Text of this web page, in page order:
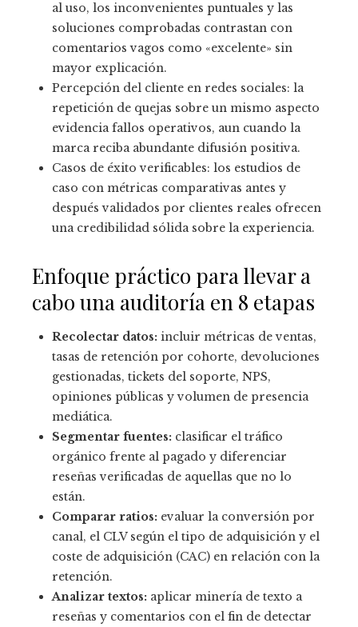
al uso, los inconvenientes puntuales y las
soluciones comprobadas contrastan con
comentarios vagos como «excelente» sin
mayor explicación.
Percepción del cliente en redes sociales: la
repetición de quejas sobre un mismo aspecto
evidencia fallos operativos, aun cuando la
marca reciba abundante difusión positiva.
Casos de éxito verificables: los estudios de
caso con métricas comparativas antes y
después validados por clientes reales ofrecen
una credibilidad sólida sobre la experiencia.
Enfoque práctico para llevar a
cabo una auditoría en 8 etapas
Recolectar datos: incluir métricas de ventas,
tasas de retención por cohorte, devoluciones
gestionadas, tickets del soporte, NPS,
opiniones públicas y volumen de presencia
mediática.
Segmentar fuentes: clasificar el tráfico
orgánico frente al pagado y diferenciar
reseñas verificadas de aquellas que no lo
están.
Comparar ratios: evaluar la conversión por
canal, el CLV según el tipo de adquisición y el
coste de adquisición (CAC) en relación con la
retención.
Analizar textos: aplicar minería de texto a
reseñas y comentarios con el fin de detectar